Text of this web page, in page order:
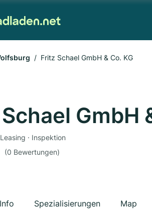
Fritz Schael GmbH & Co. KG
GmbH
· Inspektion
(0 Bewertungen)
Info Spezialisierungen Map